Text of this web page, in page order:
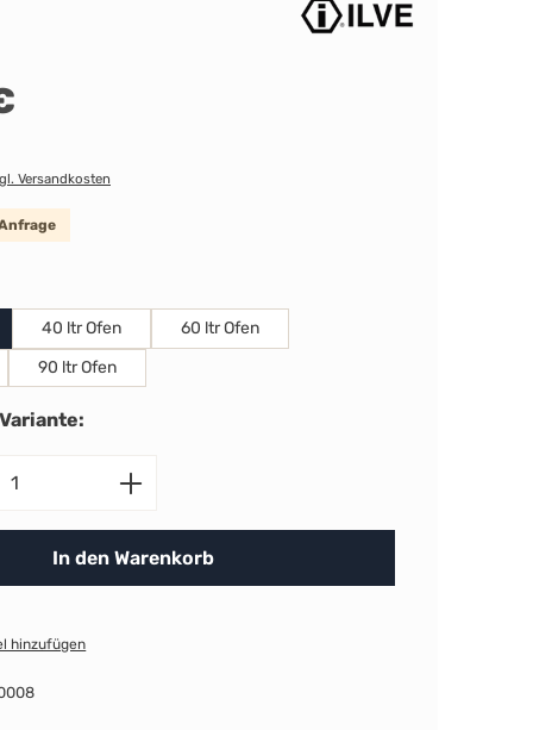
Versandkosten
40 ltr Ofen
60 ltr Ofen
90 ltr Ofen
Gib den gewünschten Wert ein
In den Warenkorb
hinzufügen